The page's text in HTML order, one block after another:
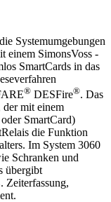
Systemumgebungen
einem SimonsVoss -
SmartCards in das
® DESFire®. Das
der mit einem
SmartCard)
die Funktion
Im System 3060
Schranken und
übergibt
Zeiterfassung,